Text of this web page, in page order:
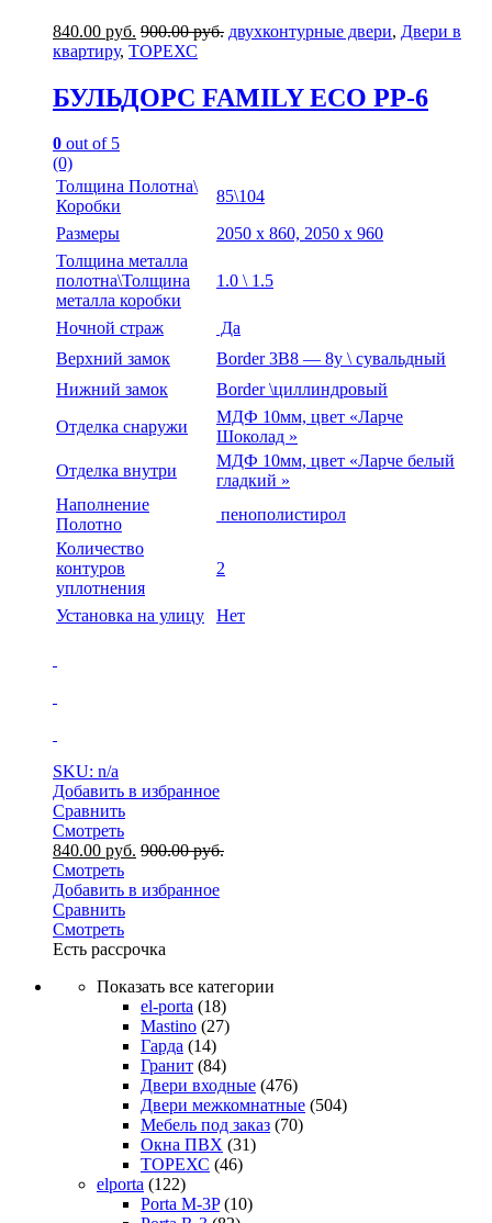
840.00 руб. 900.00руб. двухконтурные двери, Двери в
квартиру, ТОРЕХС
БУЛЬДОРС FAMILY ECO PP-6
0 out of 5
(0)
Толщина Полотна\
Коробки
85\104
Размеры
2050 х 860, 2050 х 960
Толщина металла
полотна\Толщина
металла коробки
1.0 \ 1.5
Ночной страж
Да
Верхний замок
Border 3В8 — 8у \ сувальдный
Нижний замок
Border \циллиндровый
Отделка снаружи
МДФ 10мм, цвет «Ларче
Шоколад »
Отделка внутри
МДФ 10мм, цвет «Ларче белый
гладкий »
Наполнение
Полотно
пенополистирол
Количество
контуров
уплотнения
2
Установка на улицу Нет
SKU: n/a
Добавить в избранное
Сравнить
Смотреть
840.00 руб. 900.00руб.
Смотреть
Добавить в избранное
Сравнить
Смотреть
Есть рассрочка
Показать все категории
el-porta (18)
Mastino (27)
Гарда (14)
Гранит (84)
Двери входные (476)
Двери межкомнатные (504)
Мебель под заказ (70)
Окна ПВХ (31)
ТОРЕХС (46)
elporta (122)
Porta M-3P (10)